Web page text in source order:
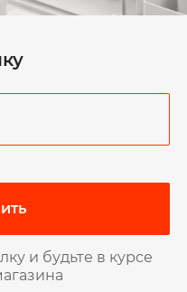
и будьте в курсе